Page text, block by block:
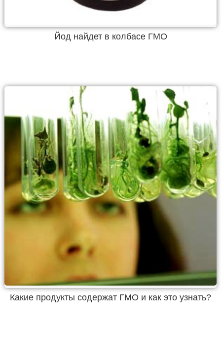
Йод найдет в колбасе ГМО
Какие продукты содержат ГМО и как это узнать?